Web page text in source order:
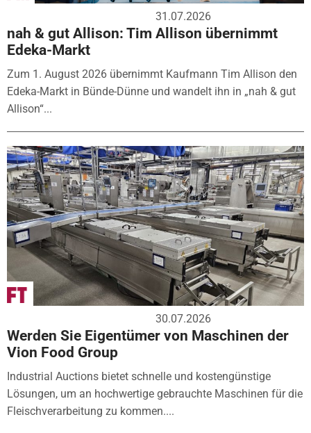
31.07.2026
nah & gut Allison: Tim Allison übernimmt
Edeka-Markt
Zum 1. August 2026 übernimmt Kaufmann Tim Allison den
Edeka-Markt in Bünde-Dünne und wandelt ihn in „nah & gut
Allison“...
30.07.2026
Werden Sie Eigentümer von Maschinen der
Vion Food Group
Industrial Auctions bietet schnelle und kostengünstige
Lösungen, um an hochwertige gebrauchte Maschinen für die
Fleischverarbeitung zu kommen....